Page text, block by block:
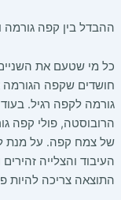
ההבדל בין קפה גורמה
כל מי שטעם את
חושדים שקפה הגורמה
גורמה לקפה רגיל.
הרובוסטה, פולי קפה
של צמח קפה. על מנת
העיבוד והצלייה
התוצאה צריכה להיות